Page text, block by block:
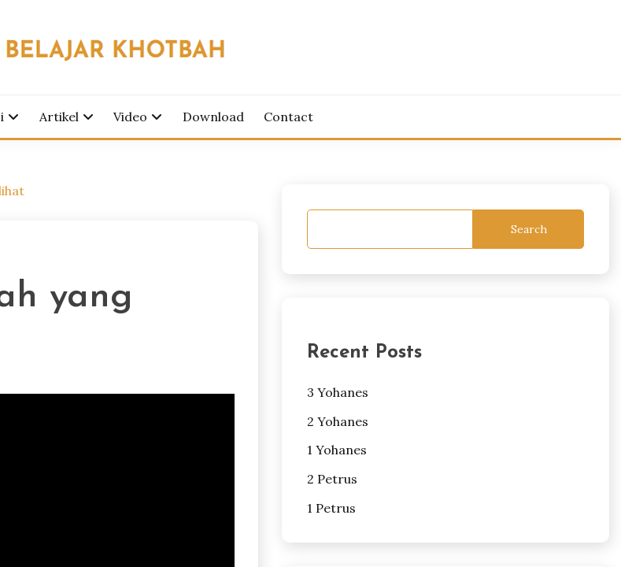
Artikel Video Download Contact
yang
Search
Recent Posts
3 Yohanes
2 Yohanes
1 Yohanes
2 Petrus
1 Petrus